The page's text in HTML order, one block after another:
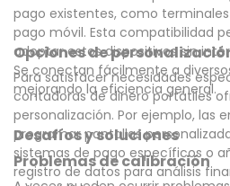
pago existentes, como
pago móvil. Esta compatibilidad
adoptar estos dispositivos sin
Se conectan fácilmente a
mejorando la eficiencia general.
Opciones de
Para satisfacer necesidades
contadoras de dinero portátiles
personalización. Por ejemplo, las
programar pantallas
sistemas de pago específicos o
registro de datos para análisis
Desafíos y soluciones
Problemas de calibración